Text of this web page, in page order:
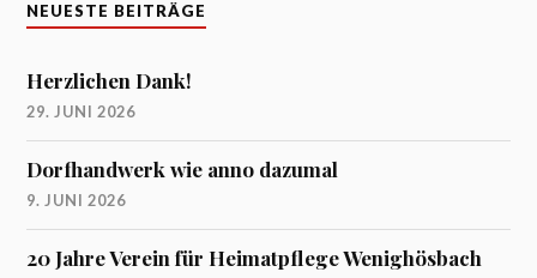
NEUESTE BEITRÄGE
Herzlichen Dank!
29. JUNI 2026
Dorfhandwerk wie anno dazumal
9. JUNI 2026
20 Jahre Verein für Heimatpflege Wenighösbach